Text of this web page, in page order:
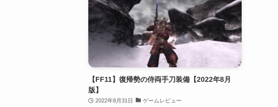
【FF11】復帰勢の侍両手刀装備【2022年8月
版】
2022年8月31日 ゲームレビュー